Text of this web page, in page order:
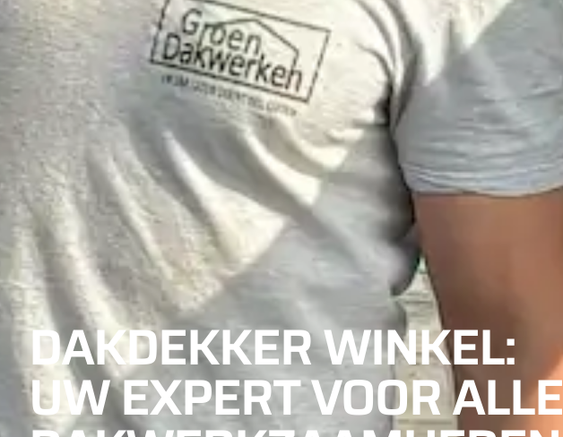
DAKDEKKER WINKEL:
UW EXPERT VOOR ALLE